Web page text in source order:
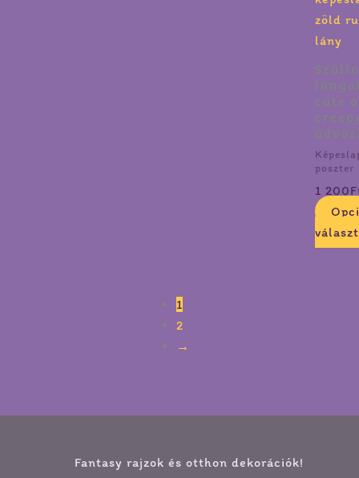
cute
poszter
1 200
1
2
→
Fantasy rajzok és otthon dekorációk!